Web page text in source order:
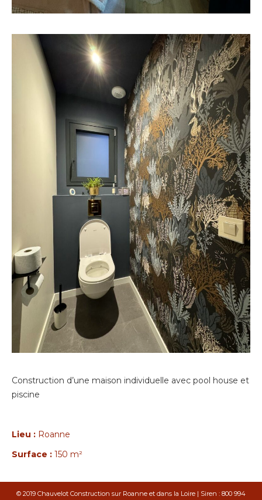
Construction d’une maison individuelle avec pool house et
piscine
Lieu : Roanne
Surface : 150 m²
© 2019 Chauvelot Construction sur Roanne et dans la Loire | Siren : 800 994